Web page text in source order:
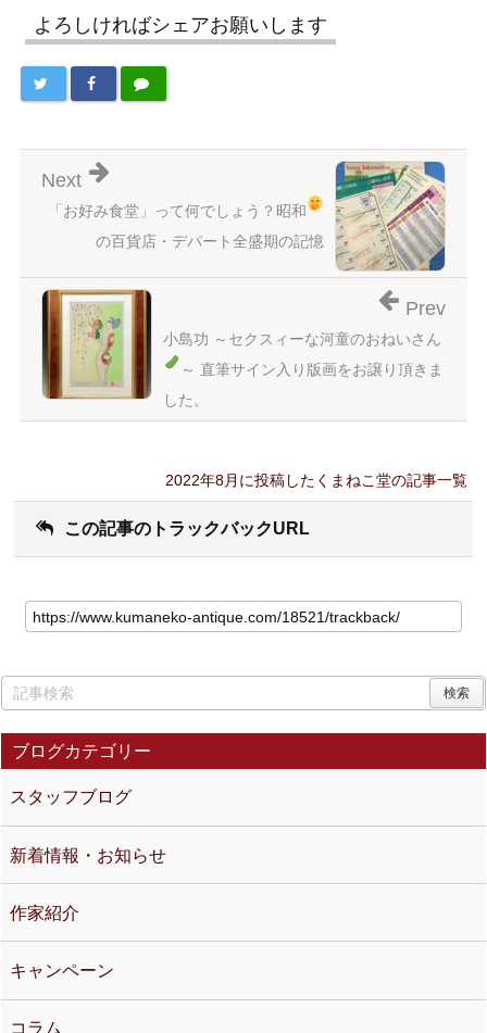
よろしければシェアお願いします
「お好み食堂」って何でしょう ？昭和
の百貨店・デパート全盛期の記憶
Next
小島功 ～セクスィーな河童のおねいさん
～ 直筆サイン入り版画をお譲り頂きま
した。
Prev
2022年8月に投稿したくまねこ堂の記事一覧
この記事のトラックバックURL
ブログカテゴリー
スタッフブログ
新着情報・お知らせ
作家紹介
キャンペーン
コラム